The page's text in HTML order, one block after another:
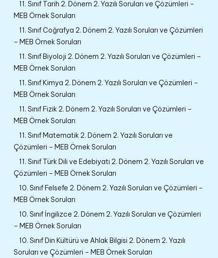
11. Sınıf Tarih 2. Dönem 2. Yazılı Soruları ve Çözümleri –
MEB Örnek Soruları
11. Sınıf Coğrafya 2. Dönem 2. Yazılı Soruları ve Çözümleri
– MEB Örnek Soruları
11. Sınıf Biyoloji 2. Dönem 2. Yazılı Soruları ve Çözümleri –
MEB Örnek Soruları
11. Sınıf Kimya 2. Dönem 2. Yazılı Soruları ve Çözümleri –
MEB Örnek Soruları
11. Sınıf Fizik 2. Dönem 2. Yazılı Soruları ve Çözümleri –
MEB Örnek Soruları
11. Sınıf Matematik 2. Dönem 2. Yazılı Soruları ve
Çözümleri – MEB Örnek Soruları
11. Sınıf Türk Dili ve Edebiyatı 2. Dönem 2. Yazılı Soruları ve
Çözümleri – MEB Örnek Soruları
10. Sınıf Felsefe 2. Dönem 2. Yazılı Soruları ve Çözümleri –
MEB Örnek Soruları
10. Sınıf İngilizce 2. Dönem 2. Yazılı Soruları ve Çözümleri
– MEB Örnek Soruları
10. Sınıf Din Kültürü ve Ahlak Bilgisi 2. Dönem 2. Yazılı
Soruları ve Çözümleri – MEB Örnek Soruları